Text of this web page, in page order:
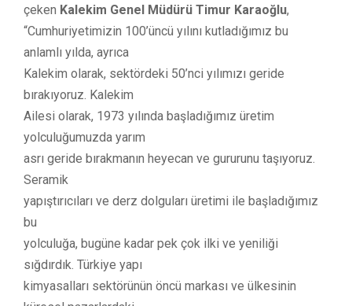
çeken Kalekim Genel Müdürü Timur Karaoğlu,
“Cumhuriyetimizin 100’üncü yılını kutladığımız bu
anlamlı yılda, ayrıca
Kalekim olarak, sektördeki 50’nci yılımızı geride
bırakıyoruz. Kalekim
Ailesi olarak, 1973 yılında başladığımız üretim
yolculuğumuzda yarım
asrı geride bırakmanın heyecan ve gururunu taşıyoruz.
Seramik
yapıştırıcıları ve derz dolguları üretimi ile başladığımız
bu
yolculuğa, bugüne kadar pek çok ilki ve yeniliği
sığdırdık. Türkiye yapı
kimyasalları sektörünün öncü markası ve ülkesinin